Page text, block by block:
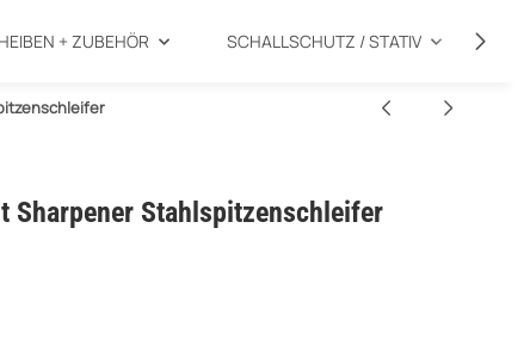
+ ZUBEHÖR SCHALLSCHUTZ / STATIV
Sharpener Stahlspitzenschleifer